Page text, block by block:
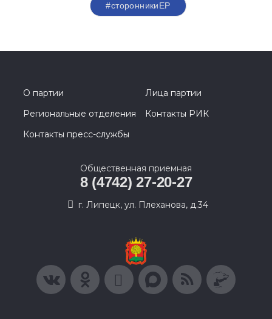
#сторонникиЕР
О партии
Лица партии
Региональные отделения
Контакты РИК
Контакты пресс-службы
Общественная приемная
8 (4742) 27-20-27
г. Липецк, ул. Плеханова, д.34